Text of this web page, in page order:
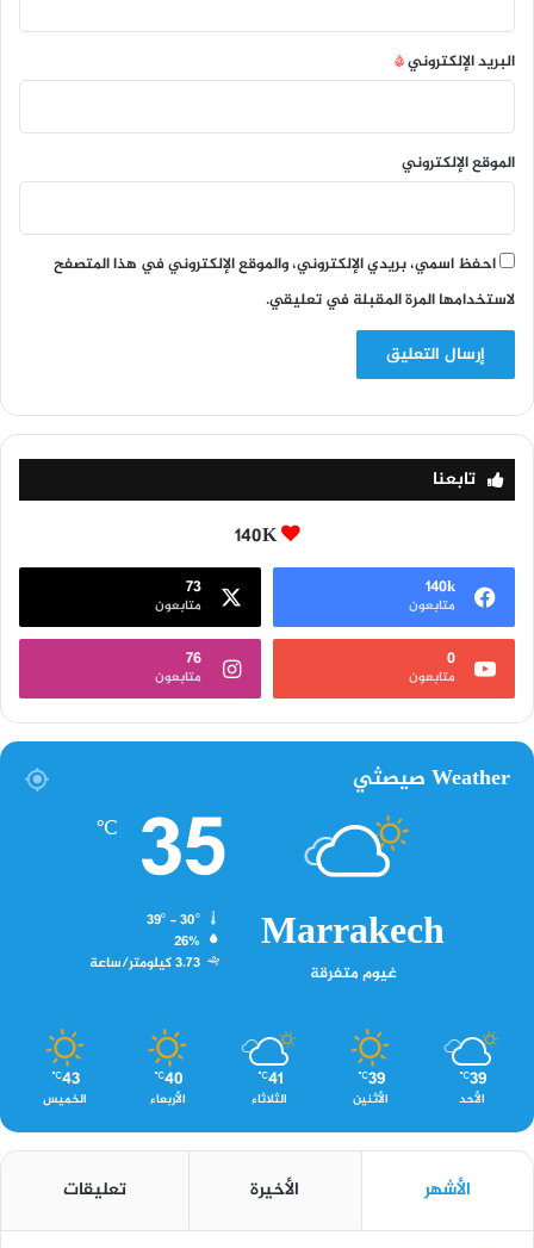
البريد الإلكتروني*
الموقع الإلكتروني
احفظ اسمي، بريدي الإلكتروني، والموقع الإلكتروني في هذا المتصفح
لاستخدامها المرة المقبلة في تعليقي.
تابعنا
140K
140k
متابعون
73
متابعون
0
متابعون
76
متابعون
Weather صيصثي
Marrakech
غيوم متفرقة
35
℃
26%
3.73 كيلومتر/ساعة
39
℃
الأحد
39
℃
الأثنين
41
℃
الثلاثاء
40
℃
الأربعاء
43
℃
الخميس
الأشهر الأخيرة تعليقات